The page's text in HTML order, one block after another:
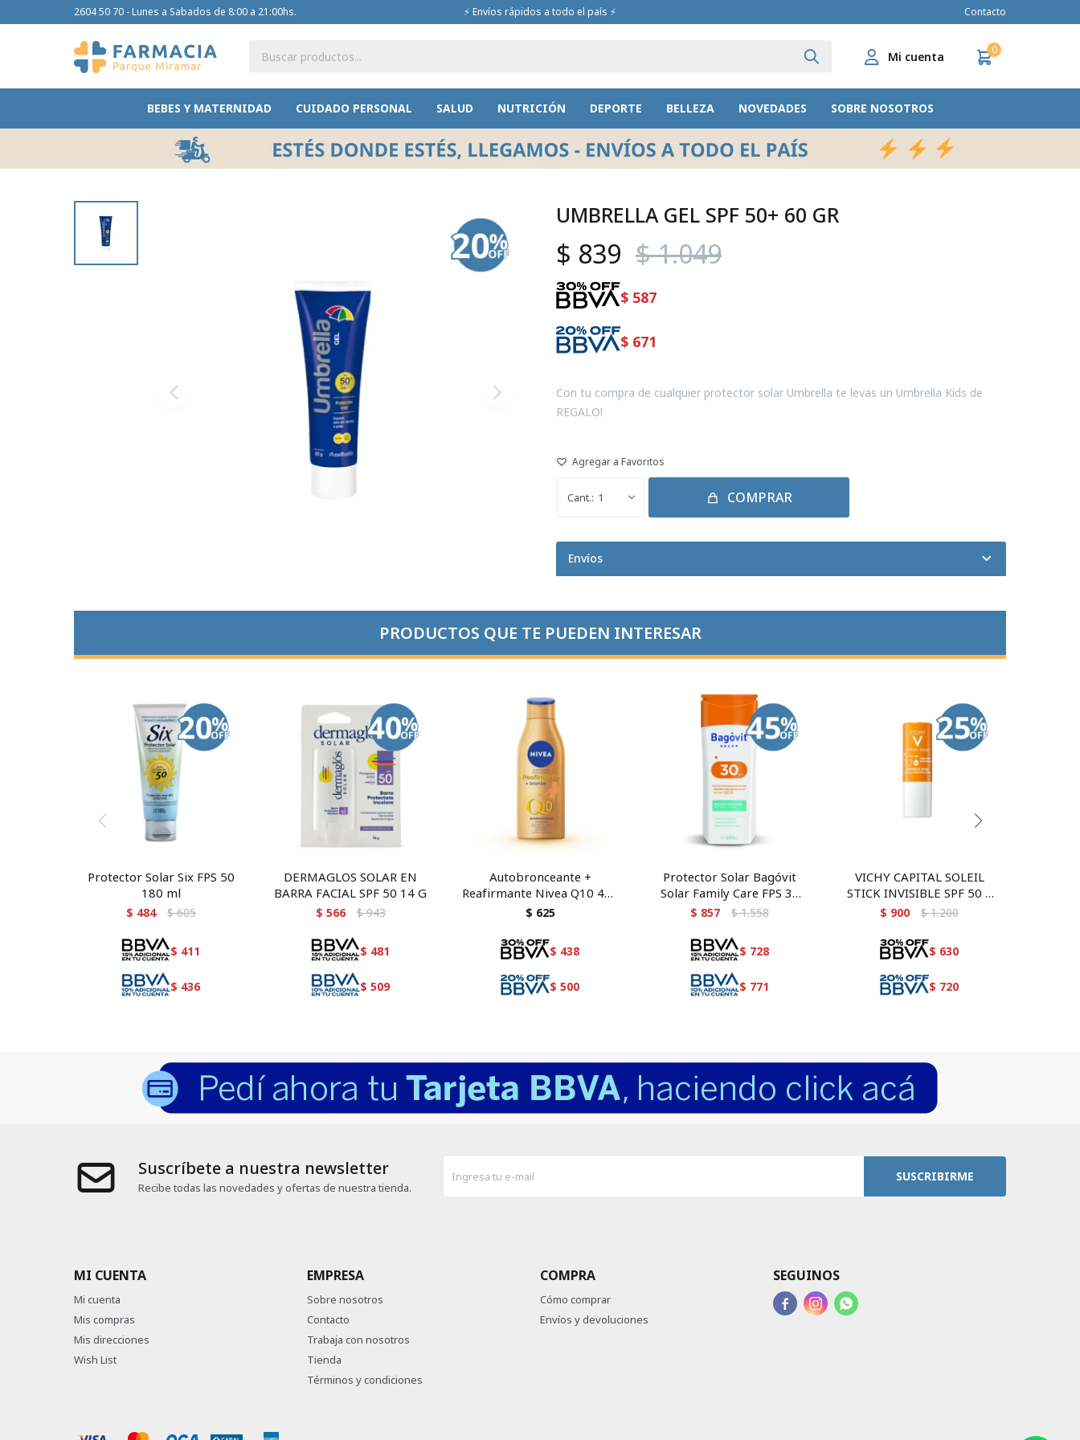
BEBES Y MATERNIDAD CUIDADO PERSONAL SALUD NUTRICIÓN DEPORTE BELLEZA NOVEDADES SOBRE NOSOTROS
0
2604 50 70 - Lunes a Sabados de 8:00 a 21:00hs. ⚡ Envíos rápidos a todo el país ⚡ Contacto
UMBRELLA GEL SPF 50+ 60 GR
$ 839 $1.049
$ 587
$ 671
Con tu compra de cualquier protector solar Umbrella te levas un Umbrella Kids de
REGALO!
1 COMPRAR
Envíos
PRODUCTOS QUE TE PUEDEN INTERESAR
Protector Solar Six FPS 50
180 ml
$ 484 $ 605
$ 411
$ 436
DERMAGLOS SOLAR EN
BARRA FACIAL SPF 50 14 G
$ 566 $ 943
$ 481
$ 509
Autobronceante +
Reafirmante Nivea Q10 400
ml
$ 625
$ 438
$ 500
Protector Solar Bagóvit
Solar Family Care FPS 30
200g
$ 857 $ 1.558
$ 728
$ 771
VICHY CAPITAL SOLEIL
STICK INVISIBLE SPF 50 9
GR
$ 900 $ 1.200
$ 630
$ 720
Suscríbete a nuestra newsletter
Recibe todas las novedades y ofertas de nuestra tienda.
SUSCRIBIRME
MI CUENTA
Mi cuenta
Mis compras
Mis direcciones
Wish List
EMPRESA
Sobre nosotros
Contacto
Trabaja con nosotros
Tienda
Términos y condiciones
COMPRA
Cómo comprar
Envíos y devoluciones
SEGUINOS
  